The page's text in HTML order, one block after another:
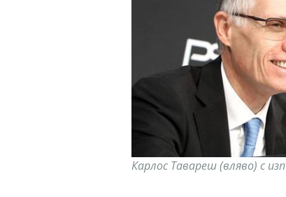
Карлос Тавареш (вляво) с